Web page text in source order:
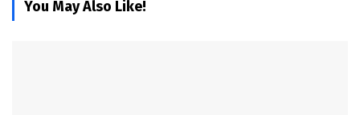
You May Also Like!